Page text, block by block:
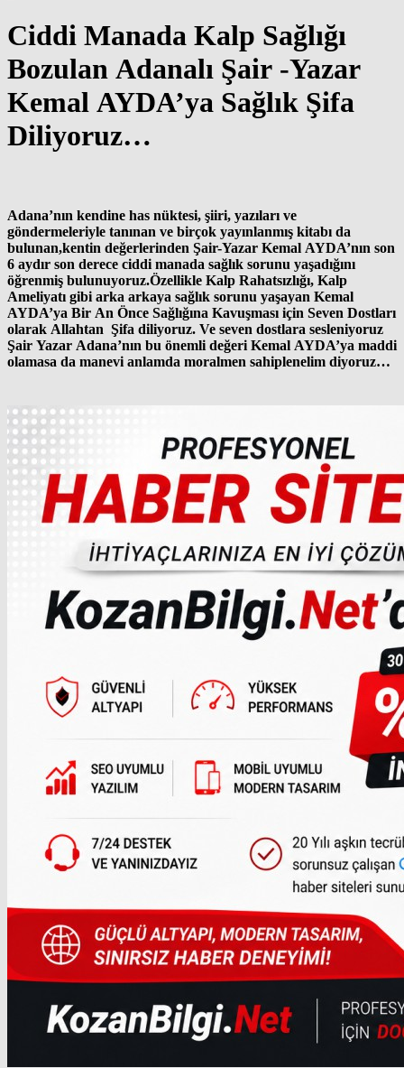
Ciddi Manada Kalp Sağlığı
Bozulan Adanalı Şair -Yazar
Kemal AYDA’ya Sağlık Şifa
Diliyoruz…
Adana’nın kendine has nüktesi, şiiri, yazıları ve
göndermeleriyle tanınan ve birçok yayınlanmış kitabı da
bulunan,kentin değerlerinden Şair-Yazar Kemal AYDA’nın son
6 aydır son derece ciddi manada sağlık sorunu yaşadığını
öğrenmiş bulunuyoruz.Özellikle Kalp Rahatsızlığı, Kalp
Ameliyatı gibi arka arkaya sağlık sorunu yaşayan Kemal
AYDA’ya Bir An Önce Sağlığına Kavuşması için Seven Dostları
olarak Allahtan Şifa diliyoruz. Ve seven dostlara sesleniyoruz
Şair Yazar Adana’nın bu önemli değeri Kemal AYDA’ya maddi
olamasa da manevi anlamda moralmen sahiplenelim diyoruz…